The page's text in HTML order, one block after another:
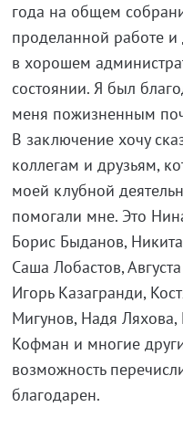
года на общем
проделанной работе
в хорошем
состоянии. Я был
меня пожизненным
В заключение хочу
коллегам и друзьям,
моей клубной
помогали мне. Это
Борис Быданов,
Саша Лобастов,
Игорь Казагранди,
Мигунов, Надя
Кофман и многие
возможность
благодарен.